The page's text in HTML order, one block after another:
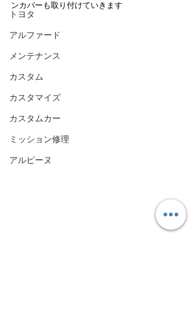
トヨタ
アルファード
メンテナンス
カスタム
カスタマイズ
カスタムカー
ミッション修理
アルピーヌ
ンカバーも取り付けていきます